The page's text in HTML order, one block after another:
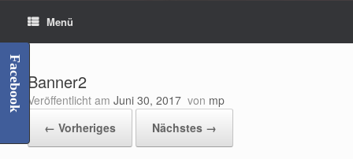
Menü
Banner2
Veröffentlicht am Juni 30, 2017 von mp
← Vorheriges
Nächstes →
Facebook